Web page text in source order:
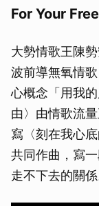
For Your
大勢情歌王陳
波前導無氧情
心概念「用我
由〉由情歌流
寫〈刻在我心
共同作曲，寫
走不下去的關係